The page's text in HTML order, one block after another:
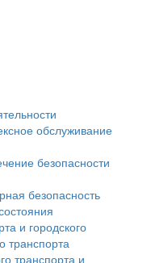
обслуживание
безопасности
безопасность
и городского
транспорта
транспорта и